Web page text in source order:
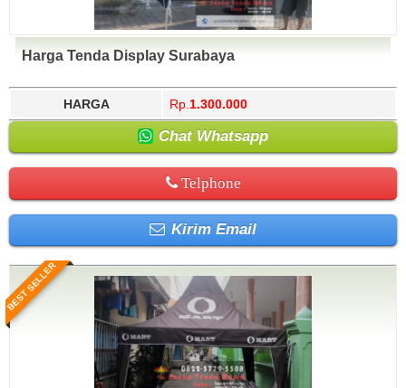
Harga Tenda Display Surabaya
HARGA Rp. 1.300.000
Chat Whatsapp
Telphone
Kirim Email
BEST SELLER